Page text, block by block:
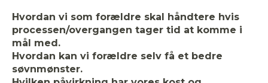
Hvordan vi som forældre skal håndtere hvis
processen/overgangen tager tid at komme i
mål med.
Hvordan kan vi forældre selv få et bedre
søvnmønster.